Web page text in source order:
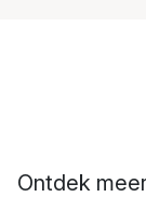
Ontdek